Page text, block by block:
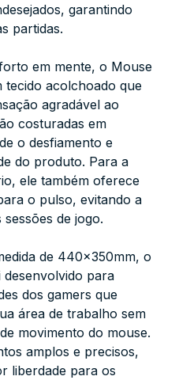
garantindo
partidas.
em mente, o Mouse
tecido acolchoado que
agradável ao
costuradas em
o desfiamento e
do produto. Para a
ele também oferece
o pulso, evitando a
de jogo.
de 440x350mm, o
desenvolvido para
dos gamers que
área de trabalho sem
movimento do mouse.
amplos e precisos,
liberdade para os